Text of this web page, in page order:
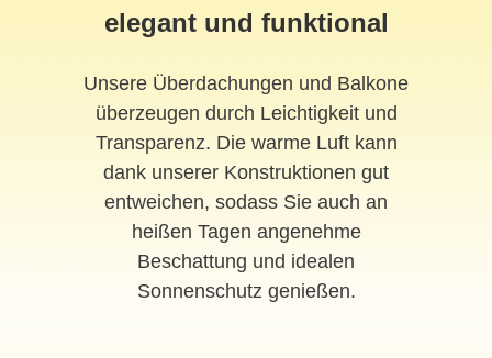
elegant und funktional
Unsere Überdachungen und Balkone
überzeugen durch Leichtigkeit und
Transparenz. Die warme Luft kann
dank unserer Konstruktionen gut
entweichen, sodass Sie auch an
heißen Tagen angenehme
Beschattung und idealen
Sonnenschutz genießen.